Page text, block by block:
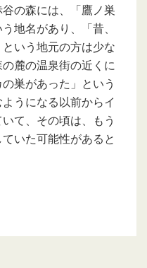
の森には、「鷹ノ巣
地名があり、「昔、
いう地元の方は少な
麓の温泉街の近くに
巣があった」という
うになる以前からイ
て、その頃は、もう
いた可能性があると